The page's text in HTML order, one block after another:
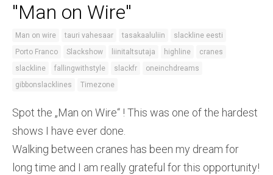
''Man on Wire''
Man on wire tauri vahesaar tasakaaluliin
slackline eesti
Porto Franco
Slackshow liinitaltsutaja highline
cranes
slackline
fallingwithstyle slackfr
oneinchdreams
gibbonslacklines
Timezone
Spot the „Man on Wire“ ! This was one of the hardest
shows I have ever done.
Walking between cranes has been my dream for
long time and I am really grateful for this opportunity!